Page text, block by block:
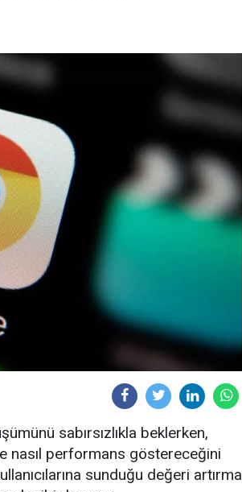
sabırsızlıkla beklerken,
nasıl performans göstereceğini
sunduğu değeri artırma